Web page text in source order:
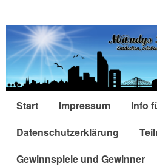
Start Impressum
Info
Datenschutzerklärung
Gewinnspiele und Gewinner